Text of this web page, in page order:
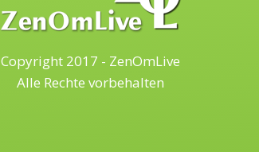
Copyright 2017 - ZenOmLive
Alle Rechte vorbehalten